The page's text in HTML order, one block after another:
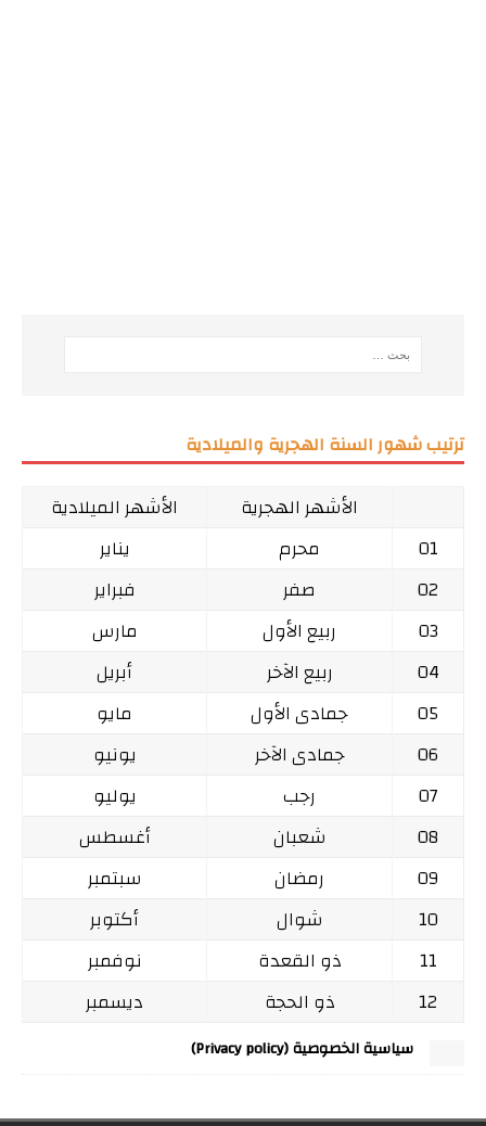
ترتيب شهور السنة الهجرية والميلادية
الأشهر الهجرية
الأشهر الميلادية
01
محرم
يناير
02
صفر
فبراير
03
ربيع الأول
مارس
04
ربيع الآخر
أبريل
05
جمادى الأول
مايو
06
جمادى الآخر
يونيو
07
رجب
يوليو
08
شعبان
أغسطس
09
رمضان
سبتمبر
10
شوال
أكتوبر
11
ذو القعدة
نوفمبر
12
ذو الحجة ديسمبر
سياسية الخصوصية (Privacy policy)